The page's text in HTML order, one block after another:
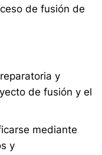
de fusión de
y
de fusión y el
mediante
y